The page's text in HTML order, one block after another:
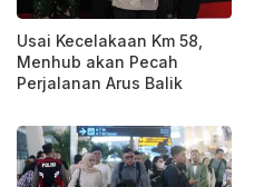
Usai Kecelakaan Km 58,
Menhub akan Pecah
Perjalanan Arus Balik